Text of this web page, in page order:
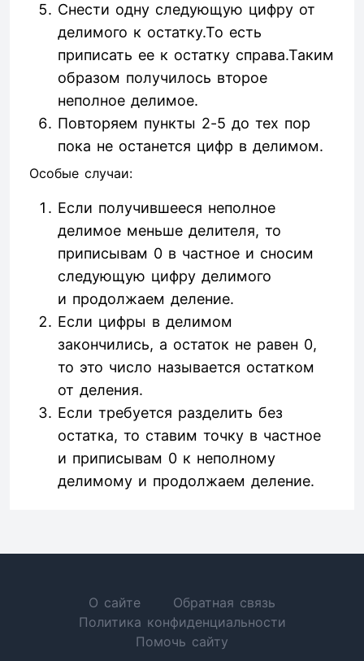
Снести одну следующую цифру от
делимого к остатку.То есть
приписать ее к остатку справа.Таким
образом получилось второе
неполное делимое.
Повторяем пункты 2-5 до тех пор
пока не останется цифр в делимом.
Особые случаи:
Если получившееся неполное
делимое меньше делителя, то
приписывам 0 в частное и сносим
следующую цифру делимого
и продолжаем деление.
Если цифры в делимом
закончились, а остаток не равен 0,
то это число называется остатком
от деления.
Если требуется разделить без
остатка, то ставим точку в частное
и приписывам 0 к неполному
делимому и продолжаем деление.
О сайте
Обратная связь
Политика конфиденциальности
Помочь сайту